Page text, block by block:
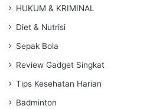
HUKUM & KRIMINAL
Diet & Nutrisi
Sepak Bola
Review Gadget Singkat
Tips Kesehatan Harian
Badminton